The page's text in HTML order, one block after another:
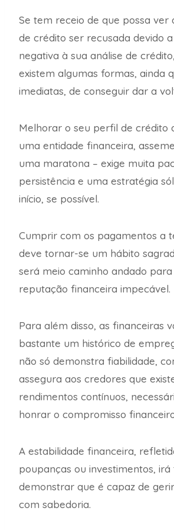
Se tem receio de que possa ver
de crédito ser recusada devido
negativa à sua análise de
existem algumas formas, ainda
imediatas, de conseguir dar a
Melhorar o seu perfil de crédito
uma entidade financeira,
uma maratona – exige muita
persistência e uma estratégia
início, se possível.
Cumprir com os pagamentos a
deve tornar-se um hábito
será meio caminho andado
reputação financeira impecável.
Para além disso, as financeiras
bastante um histórico de
não só demonstra fiabilidade,
assegura aos credores que
rendimentos contínuos,
honrar o compromisso
A estabilidade financeira,
poupanças ou investimentos,
demonstrar que é capaz de
com sabedoria.